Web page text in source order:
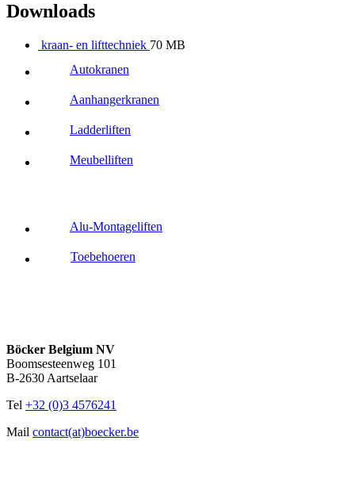
Downloads
kraan- en lifttechniek 70 MB
Autokranen
Aanhangerkranen
Ladderliften
Meubelliften
Alu-Montageliften
Toebehoeren
Böcker Belgium NV
Boomsesteenweg 101
B-2630 Aartselaar
Tel +32 (0)3 4576241
Mail contact(at)boecker.be